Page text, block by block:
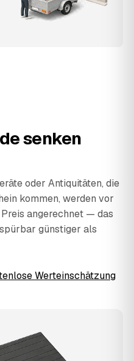
senken
oder Antiquitäten, die
kommen, werden vor
angerechnet — das
günstiger als
Werteinschätzung